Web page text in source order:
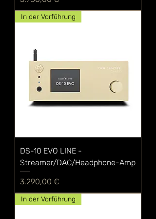
In der Vorführung
DS-10 EVO LINE -
Streamer/DAC/Headphone-Amp
Preis
3.290,00 €
In der Vorführung